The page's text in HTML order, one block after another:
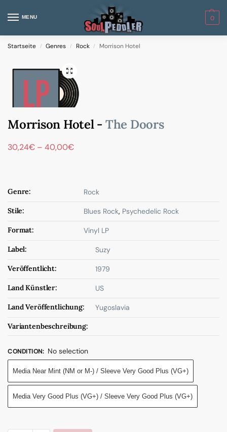
MENU 0
Startseite / Genres / Rock / Morrison Hotel
Morrison Hotel - The Doors
30,24€ – 40,00€
Genre: Rock
Stile: Blues Rock, Psychedelic Rock
Format: Vinyl LP
Label: Suzy
Veröffentlicht: 1979
Land Künstler: US
Land Veröffentlichung: Yugoslavia
Variantenbeschreibung:
CONDITION: No selection
Media Near Mint (NM or M-) / Sleeve Very Good Plus (VG+)
Media Very Good Plus (VG+) / Sleeve Very Good Plus (VG+)